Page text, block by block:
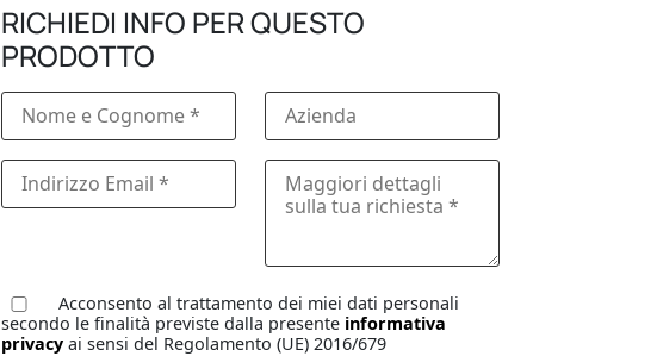
RICHIEDI INFO PER QUESTO
PRODOTTO
Acconsento al trattamento dei miei dati personali
secondo le finalità previste dalla presente informativa
privacyai sensi del Regolamento (UE) 2016/679